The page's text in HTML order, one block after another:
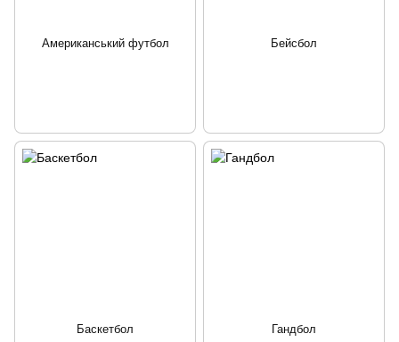
Американський футбол Бейсбол
Баскетбол Гандбол